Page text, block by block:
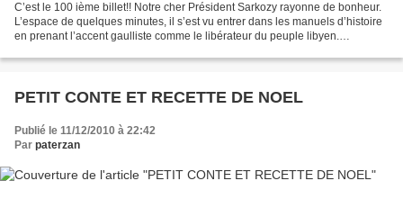
C’est le 100 ième billet!! Notre cher Président Sarkozy rayonne de bonheur.
L’espace de quelques minutes, il s’est vu entrer dans les manuels d’histoire
en prenant l’accent gaulliste comme le libérateur du peuple libyen.
PETIT CONTE ET RECETTE DE NOEL
Publié le 11/12/2010 à 22:42
Par paterzan